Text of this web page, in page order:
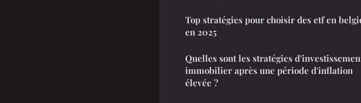
Top stratégies pour choisir des etf en
en 2025
Quelles sont les stratégies
immobilier après une période d'inflation
élevée ?